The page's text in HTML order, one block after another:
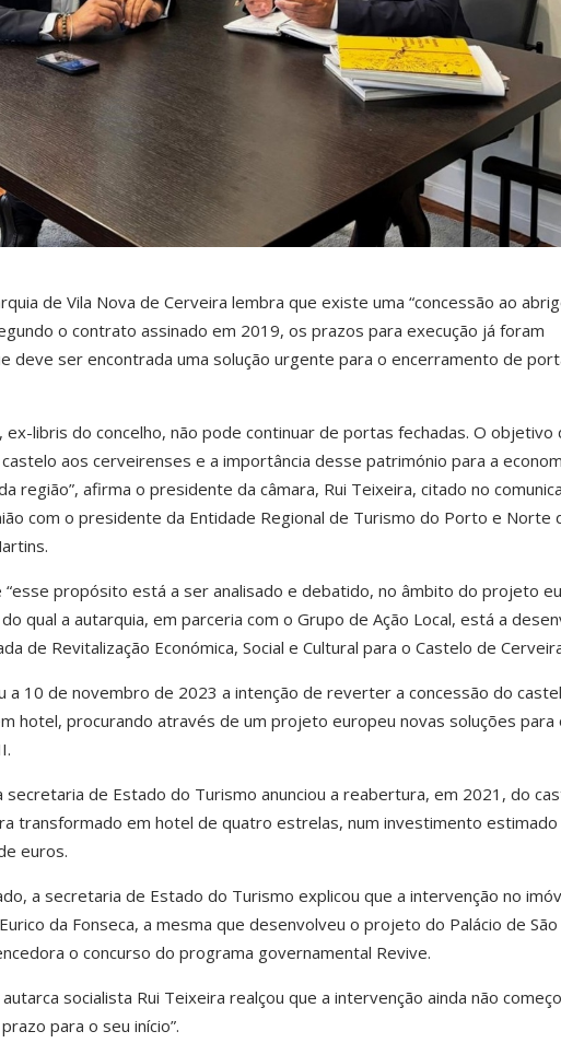
de Vila Nova de Cerveira lembra que existe uma “concessão ao
o contrato assinado em 2019, os prazos para execução já foram
deve ser encontrada uma solução urgente para o encerramento de
ex-libris do concelho, não pode continuar de portas fechadas. O objetivo
aos cerveirenses e a importância desse património para a
região”, afirma o presidente da câmara, Rui Teixeira, citado no
com o presidente da Entidade Regional de Turismo do Porto e Norte
“esse propósito está a ser analisado e debatido, no âmbito do projeto
qual a autarquia, em parceria com o Grupo de Ação Local, está a
de Revitalização Económica, Social e Cultural para o Castelo de
a 10 de novembro de 2023 a intenção de reverter a concessão do
hotel, procurando através de um projeto europeu novas soluções para
secretaria de Estado do Turismo anunciou a reabertura, em 2021, do
transformado em hotel de quatro estrelas, num investimento estimado
euros.
a secretaria de Estado do Turismo explicou que a intervenção no
da Fonseca, a mesma que desenvolveu o projeto do Palácio de
o concurso do programa governamental Revive.
socialista Rui Teixeira realçou que a intervenção ainda não
para o seu início”.